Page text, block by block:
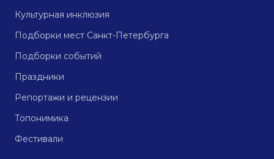
Культурная инклюзия
Подборки мест Санкт-Петербурга
Подборки событий
Праздники
Репортажи и рецензии
Топонимика
Фестивали